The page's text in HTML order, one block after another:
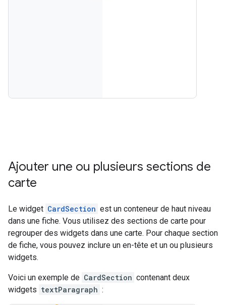
Ajouter une ou plusieurs sections de
carte
Le widget CardSection est un conteneur de haut niveau
dans une fiche. Vous utilisez des sections de carte pour
regrouper des widgets dans une carte. Pour chaque section
de fiche, vous pouvez inclure un en-tête et un ou plusieurs
widgets.
Voici un exemple de CardSection contenant deux
widgets textParagraph :